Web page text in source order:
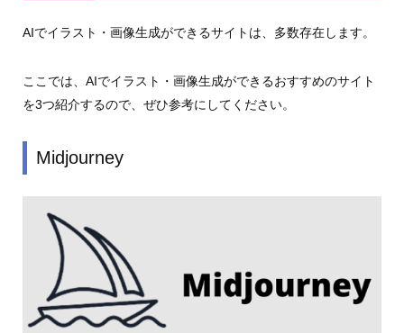
AIでイラスト・画像生成ができるサイトは、多数存在します。
ここでは、AIでイラスト・画像生成ができるおすすめのサイト
を3つ紹介するので、ぜひ参考にしてください。
Midjourney